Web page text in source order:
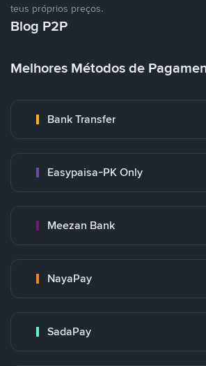
teus próprios preços.
Blog P2P
Melhores Métodos de
Bank Transfer
Easypaisa-PK Only
Meezan Bank
NayaPay
SadaPay